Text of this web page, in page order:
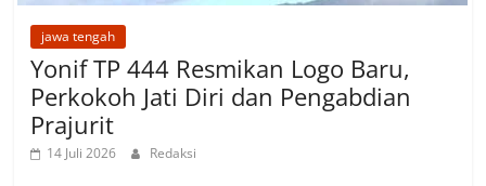
jawa tengah
Yonif TP 444 Resmikan Logo Baru,
Perkokoh Jati Diri dan Pengabdian
Prajurit
14 Juli 2026 Redaksi